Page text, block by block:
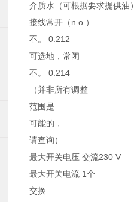
介质水（可根据要求提供油）
接线常开（n.o.）
不。 0.212
可选地，常闭
不。 0.214
（并非所有调整
范围是
可能的，
请查询）
最大开关电压 交流230 V
最大开关电流 1个
交换